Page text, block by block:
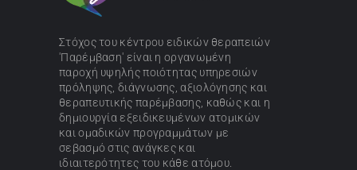
Στόχος του κέντρου ειδικών θεραπειών
'Παρέμβαση' είναι η οργανωμένη
παροχή υψηλής ποιότητας υπηρεσιών
πρόληψης, διάγνωσης, αξιολόγησης και
θεραπευτικής παρέμβασης, καθώς και η
δημιουργία εξειδικευμένων ατομικών
και ομαδικών προγραμμάτων με
σεβασμό στις ανάγκες και
ιδιαιτερότητες του κάθε ατόμου.